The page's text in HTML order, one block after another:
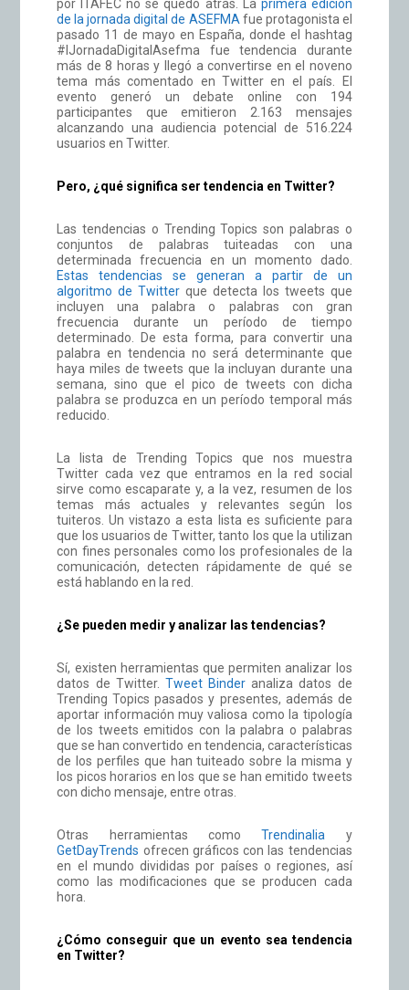
por ITAFEC no se quedó atrás. La primera edición
de la jornada digital de ASEFMA fue protagonista el
pasado 11 de mayo en España, donde el hashtag
#IJornadaDigitalAsefma fue tendencia durante
más de 8 horas y llegó a convertirse en el noveno
tema más comentado en Twitter en el país. El
evento generó un debate online con 194
participantes que emitieron 2.163 mensajes
alcanzando una audiencia potencial de 516.224
usuarios en Twitter.
Pero, ¿qué significa ser tendencia en Twitter?
Las tendencias o Trending Topics son palabras o
conjuntos de palabras tuiteadas con una
determinada frecuencia en un momento dado.
Estas tendencias se generan a partir de un
algoritmo de Twitter que detecta los tweets que
incluyen una palabra o palabras con gran
frecuencia durante un período de tiempo
determinado. De esta forma, para convertir una
palabra en tendencia no será determinante que
haya miles de tweets que la incluyan durante una
semana, sino que el pico de tweets con dicha
palabra se produzca en un período temporal más
reducido.
La lista de Trending Topics que nos muestra
Twitter cada vez que entramos en la red social
sirve como escaparate y, a la vez, resumen de los
temas más actuales y relevantes según los
tuiteros. Un vistazo a esta lista es suficiente para
que los usuarios de Twitter, tanto los que la utilizan
con fines personales como los profesionales de la
comunicación, detecten rápidamente de qué se
está hablando en la red.
¿Se pueden medir y analizar las tendencias?
Sí, existen herramientas que permiten analizar los
datos de Twitter. Tweet Binder analiza datos de
Trending Topics pasados y presentes, además de
aportar información muy valiosa como la tipología
de los tweets emitidos con la palabra o palabras
que se han convertido en tendencia, características
de los perfiles que han tuiteado sobre la misma y
los picos horarios en los que se han emitido tweets
con dicho mensaje, entre otras.
Otras herramientas comoTrendinalia y
GetDayTrends ofrecen gráficos con las tendencias
en el mundo divididas por países o regiones, así
como las modificaciones que se producen cada
hora.
¿Cómo conseguir que un evento sea tendencia
en Twitter?